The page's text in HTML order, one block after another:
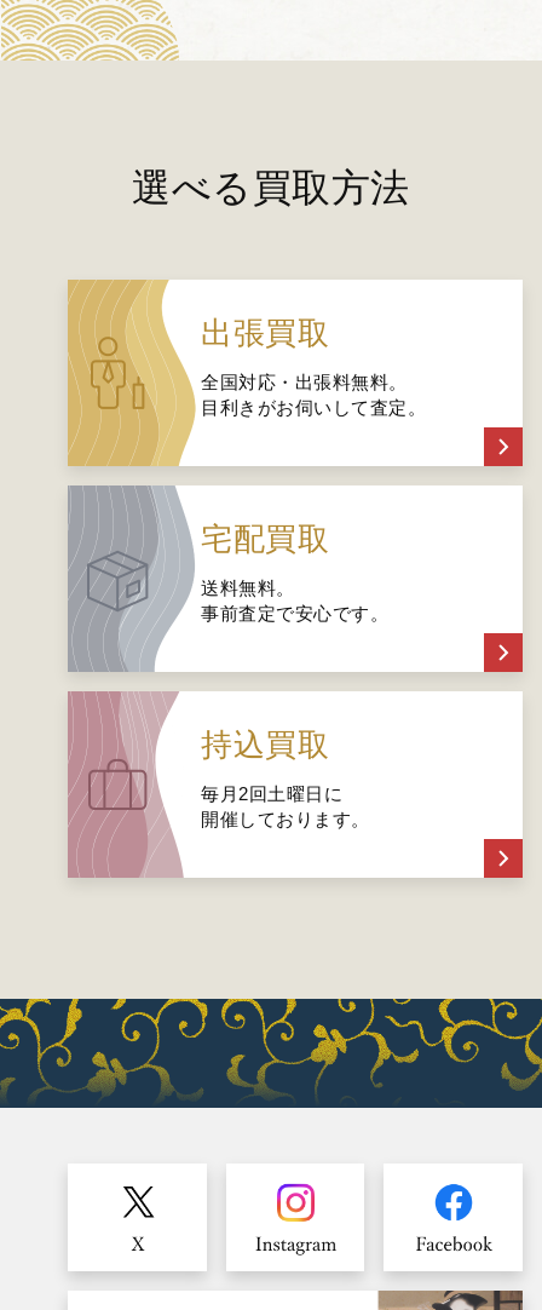
選べる買取方法
出張買取
全国対応・出張料無料。
目利きがお伺いして査定。
宅配買取
送料無料。
事前査定で安心です。
持込買取
毎月2回土曜日に
開催しております。